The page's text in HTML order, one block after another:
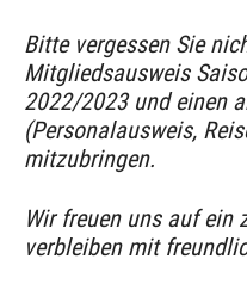
Bitte vergessen Sie
Mitgliedsausweis
2022/2023 und einen
(Personalausweis,
mitzubringen.
Wir freuen uns auf ein
verbleiben mit